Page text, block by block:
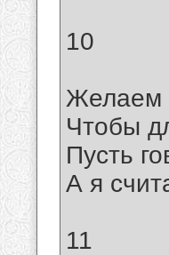
10
Желаем
Чтобы
Пусть
А я
11